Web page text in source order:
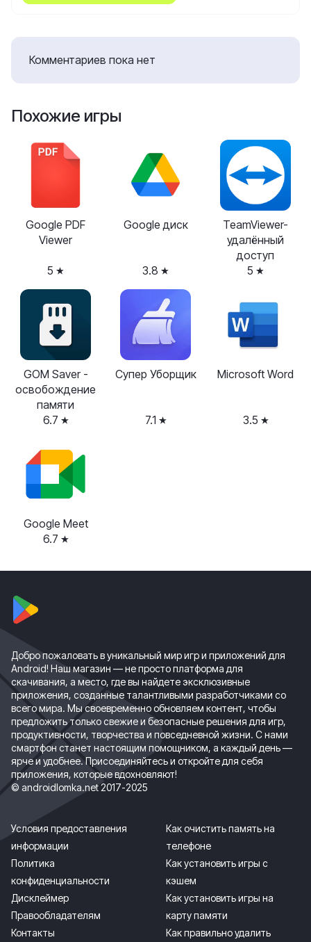
Комментариев пока нет
Похожие игры
Google PDF
Viewer
5
Google диск
3.8
TeamViewer-
удалённый
доступ
5
GOM Saver -
освобождение
памяти
6.7
Супер Уборщик
7.1
Microsoft Word
3.5
Google Meet
6.7
Добро пожаловать в уникальный мир игр и приложений для
Android! Наш магазин — не просто платформа для
скачивания, а место, где вы найдете эксклюзивные
приложения, созданные талантливыми разработчиками со
всего мира. Мы своевременно обновляем контент, чтобы
предложить только свежие и безопасные решения для игр,
продуктивности, творчества и повседневной жизни. С нами
смартфон станет настоящим помощником, а каждый день —
ярче и удобнее. Присоединяйтесь и откройте для себя
приложения, которые вдохновляют!
© androidlomka.net 2017-2025
Условия предоставления
информации
Политика
конфиденциальности
Дисклеймер
Правообладателям
Контакты
Как очистить память на
телефоне
Как установить игры с
кэшем
Как установить игры на
карту памяти
Как правильно удалить